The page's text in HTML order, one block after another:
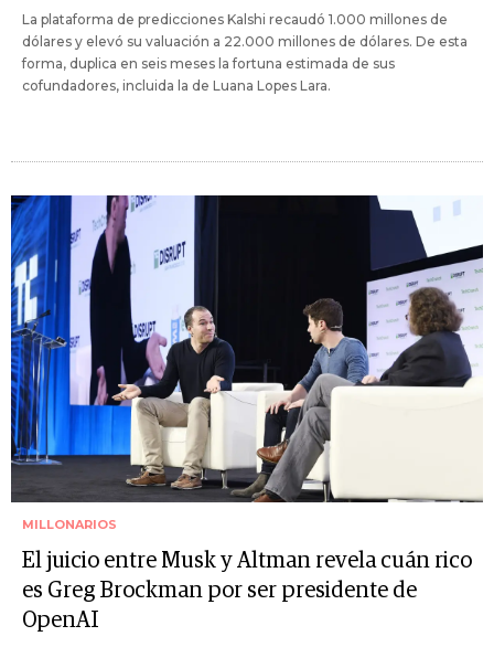
La plataforma de predicciones Kalshi recaudó 1.000 millones de
dólares y elevó su valuación a 22.000 millones de dólares. De esta
forma, duplica en seis meses la fortuna estimada de sus
cofundadores, incluida la de Luana Lopes Lara.
MILLONARIOS
El juicio entre Musk y Altman revela cuán rico
es Greg Brockman por ser presidente de
OpenAI